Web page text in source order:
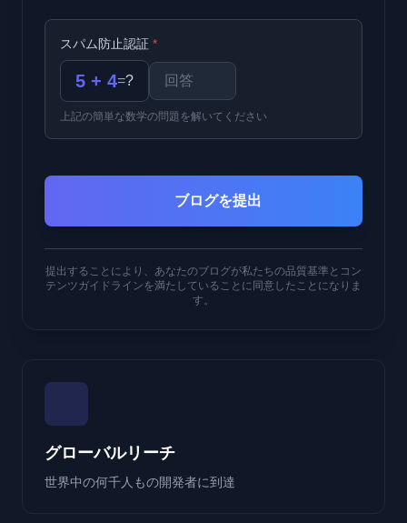
スパム防止認証 *
5 + 4=?
上記の簡単な数学の問題を解いてください
ブログを提出
提出することにより、あなたのブログが私たちの品質基準とコン
テンツガイドラインを満たしていることに同意したことになりま
す。
グローバルリーチ
世界中の何千人もの開発者に到達